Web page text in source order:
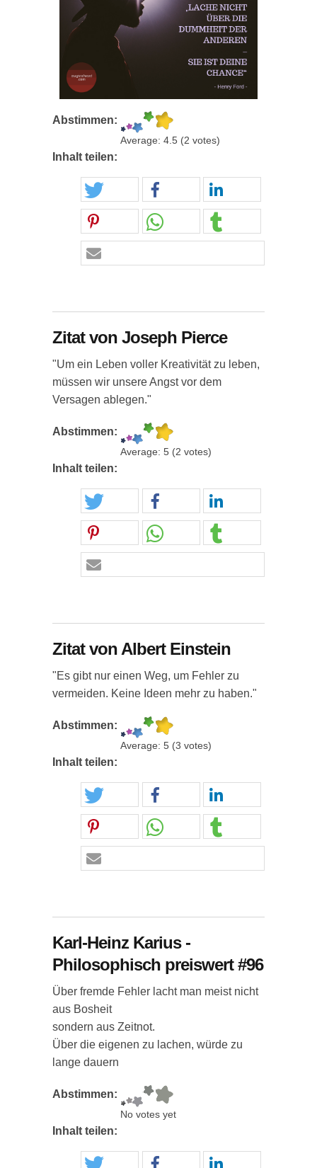
Abstimmen:
Average: 4.5 (2 votes)
Inhalt teilen:
Zitat von Joseph Pierce
"Um ein Leben voller Kreativität zu leben,
müssen wir unsere Angst vor dem
Versagen ablegen."
Abstimmen:
Average: 5 (2 votes)
Inhalt teilen:
Zitat von Albert Einstein
"Es gibt nur einen Weg, um Fehler zu
vermeiden. Keine Ideen mehr zu haben."
Abstimmen:
Average: 5 (3 votes)
Inhalt teilen:
Karl-Heinz Karius -
Philosophisch preiswert #96
Über fremde Fehler lacht man meist nicht
aus Bosheit
sondern aus Zeitnot.
Über die eigenen zu lachen, würde zu
lange dauern
Abstimmen:
No votes yet
Inhalt teilen: